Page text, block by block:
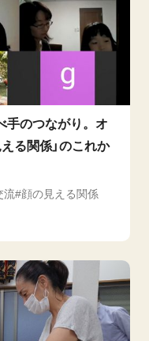
手のつながり。オ
る関係」のこれか
流 顔の見える関係